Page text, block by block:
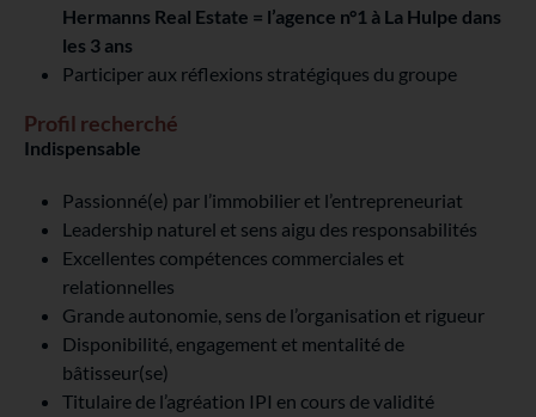
Hermanns Real Estate = l’agence n°1 à La Hulpe dans
les 3 ans
Participer aux réflexions stratégiques du groupe
Profil recherché
Indispensable
Passionné(e) par l’immobilier et l’entrepreneuriat
Leadership naturel et sens aigu des responsabilités
Excellentes compétences commerciales et
relationnelles
Grande autonomie, sens de l’organisation et rigueur
Disponibilité, engagement et mentalité de
bâtisseur(se)
Titulaire de l’agréation IPI en cours de validité